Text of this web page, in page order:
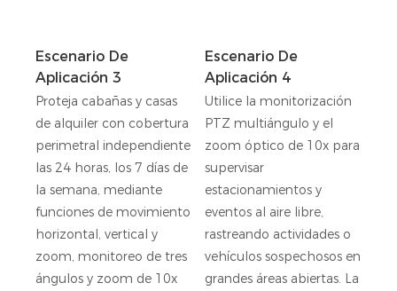
Escenario De
Aplicación 3
Proteja cabañas y casas
de alquiler con cobertura
perimetral independiente
las 24 horas, los 7 días de
la semana, mediante
funciones de movimiento
horizontal, vertical y
zoom, monitoreo de tres
ángulos y zoom de 10x
Escenario De
Aplicación 4
Utilice la monitorización
PTZ multiángulo y el
zoom óptico de 10x para
supervisar
estacionamientos y
eventos al aire libre,
rastreando actividades o
vehículos sospechosos en
grandes áreas abiertas. La